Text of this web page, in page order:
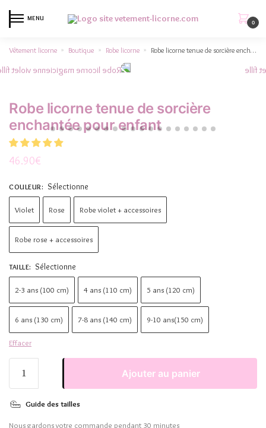
MENU
0
Vêtement licorne » Boutique » Robe licorne » Robe licorne tenue de sorcière enchantée pour enfant
Robe licorne tenue de sorcière
enchantée pour enfant
46.90€
COULEUR: Sélectionne
Violet Rose Robe violet + accessoires
Robe rose + accessoires
TAILLE: Sélectionne
2-3 ans (100 cm) 4 ans (110 cm) 5 ans (120 cm)
6 ans (130 cm) 7-8 ans (140 cm) 9-10 ans(150 cm)
Effacer
Ajouter au panier
Guide des tailles
Nous gardons votre commande pendant 30 minutes